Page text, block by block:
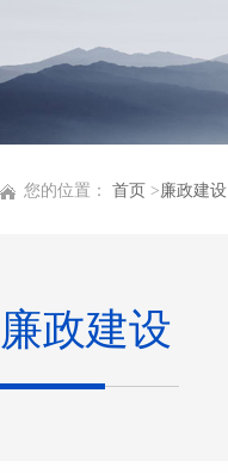
您的位置： 首页 > 廉政建设
廉政建设